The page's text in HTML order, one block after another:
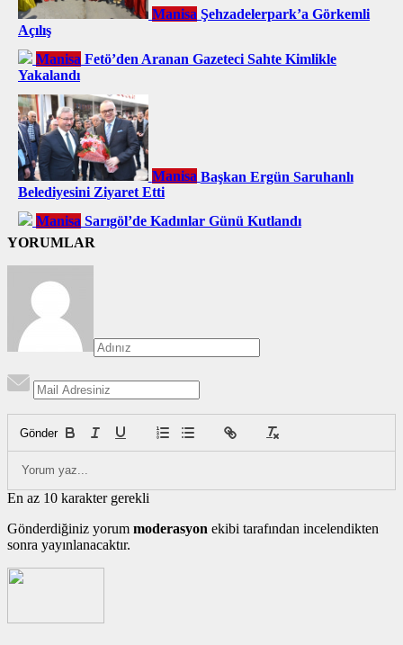
Manisa Şehzadelerpark’a Görkemli
Açılış
Manisa Fetö’den Aranan Gazeteci Sahte Kimlikle
Yakalandı
Manisa Başkan Ergün Saruhanlı
Belediyesini Ziyaret Etti
Manisa Sarıgöl’de Kadınlar Günü Kutlandı
YORUMLAR
Gönder
En az 10 karakter gerekli
Gönderdiğiniz yorum moderasyon ekibi tarafından incelendikten
sonra yayınlanacaktır.